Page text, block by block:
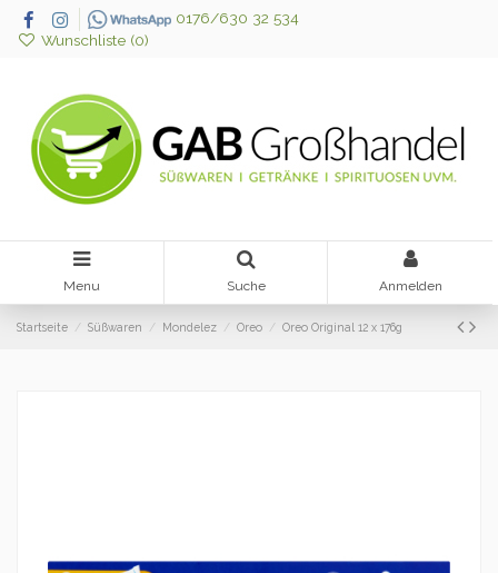
0176/630 32 534
Wunschliste (0)
Menu Suche Anmelden
Startseite Süßwaren Mondelez Oreo Oreo Original 12 x 176g